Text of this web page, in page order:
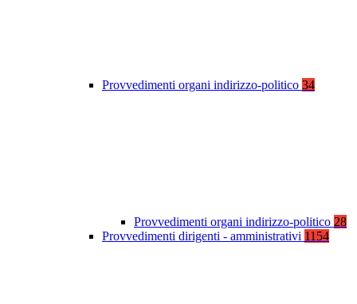
Provvedimenti organi indirizzo-politico 34
Provvedimenti organi indirizzo-politico 28
Provvedimenti dirigenti - amministrativi 1154